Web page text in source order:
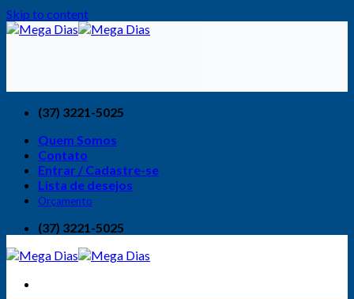
Skip to content
(37) 3221-5025
Quem Somos
Contato
Entrar / Cadastre-se
Lista de desejos
Orçamento
(37) 3221-5025